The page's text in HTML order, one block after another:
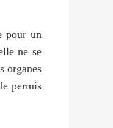
pour un
ne se
organes
permis